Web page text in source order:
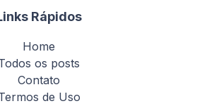
Rápidos
Home
os posts
Contato
de Uso